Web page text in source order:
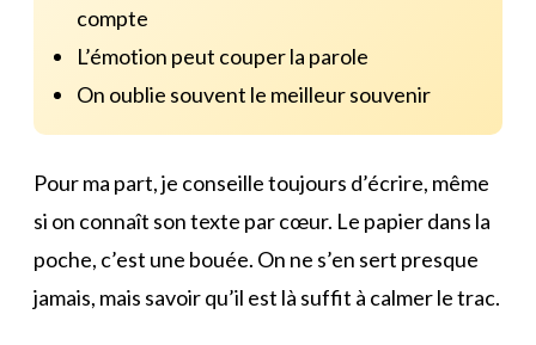
compte
L’émotion peut couper la parole
On oublie souvent le meilleur souvenir
Pour ma part, je conseille toujours d’écrire, même
si on connaît son texte par cœur. Le papier dans la
poche, c’est une bouée. On ne s’en sert presque
jamais, mais savoir qu’il est là suffit à calmer le trac.